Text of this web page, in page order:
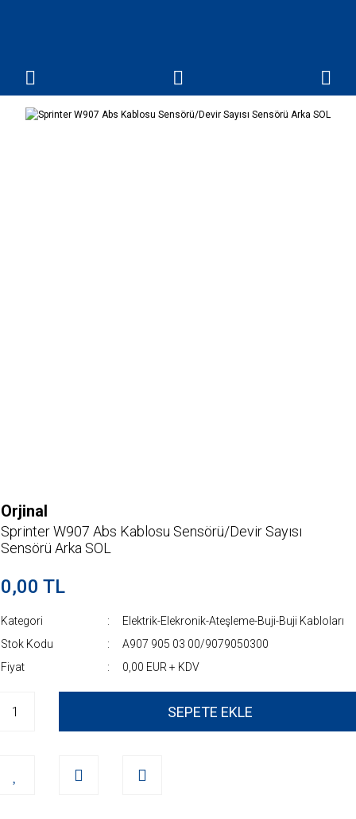
Orjinal
Sprinter W907 Abs Kablosu Sensörü/Devir Sayısı
Sensörü Arka SOL
0,00 TL
Kategori
Elektrik-Elekronik-Ateşleme-Buji-Buji Kabloları
Stok Kodu
A907 905 03 00/9079050300
Fiyat
0,00 EUR + KDV
SEPETE EKLE